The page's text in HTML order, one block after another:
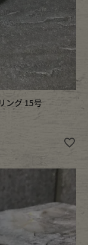
ング 15号